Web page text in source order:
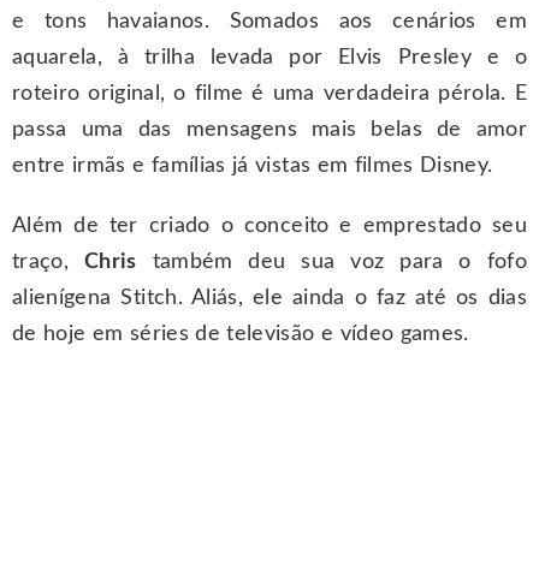
e tons havaianos. Somados aos cenários em
aquarela, à trilha levada por Elvis Presley e o
roteiro original, o filme é uma verdadeira pérola. E
passa uma das mensagens mais belas de amor
entre irmãs e famílias já vistas em filmes Disney.
Além de ter criado o conceito e emprestado seu
traço, Chris também deu sua voz para o fofo
alienígena Stitch. Aliás, ele ainda o faz até os dias
de hoje em séries de televisão e vídeo games.